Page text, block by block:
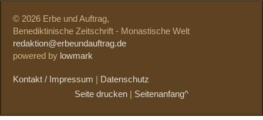
© 2026 Erbe und Auftrag,
Benediktinische Zeitschrift - Monastische Welt
redaktion@erbeundauftrag.de
powered by lowmark
Kontakt / Impressum
Datenschutz
Seite drucken
Seitenanfang^